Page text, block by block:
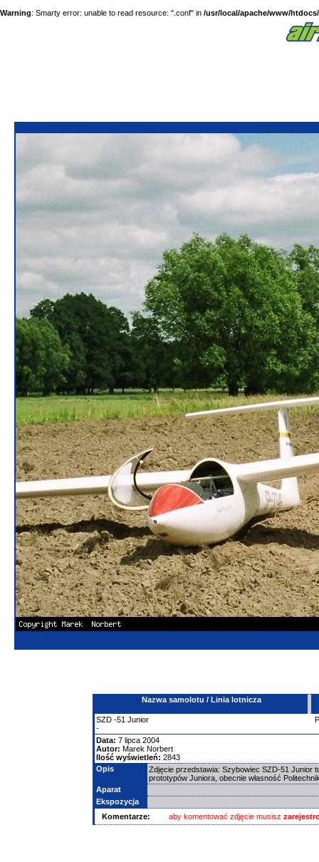
Warning: Smarty error: unable to read resource: ".conf" in /usr/local/apache/www/
Nazwa samolotu / Linia lotnicza
SZD -51 Junior
-
Data: 7 lipca 2004
Autor: Marek Norbert
Ilość wyświetleń: 2843
Opis
Zdjęcie przedstawia: Szybowiec SZD-51 Junior
prototypów Juniora, obecnie własność
Aparat
Ekspozycja
Komentarze:
aby komentować zdjęcie musisz